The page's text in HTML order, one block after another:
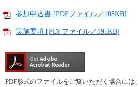
参加申込書 [PDFファイル／108KB]
実施要項 [PDFファイル／195KB]
PDF形式のファイルをご覧いただく場合には